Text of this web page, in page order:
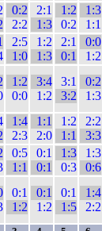
0:2
2:2
2:1
1:3
1:2
0:2
1:3
1:1
2:5
1:0
1:2
1:3
2:1
0:1
0:0
1:2
1:2
0:0
3:4
1:2
3:1
3:2
0:2
1:3
1:4
2:3
1:1
2:0
1:2
1:1
2:2
3:3
0:5
1:1
0:1
0:1
1:3
0:3
1:3
0:6
0:1
1:2
0:1
1:2
0:1
1:5
1:4
2:2